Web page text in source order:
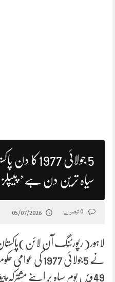
5 جولائی
سیاہ ترین دن ہے’ پیپلز
05/07/2026
لاہور( رپورٹنگ آن
نے 5جولائی 1977
49ویں یوم سیاہ پر اپنے